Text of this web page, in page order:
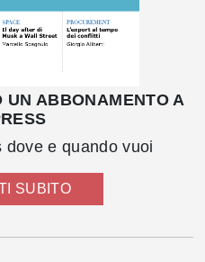
UN ABBONAMENTO A
dove e quando vuoi
SUBITO